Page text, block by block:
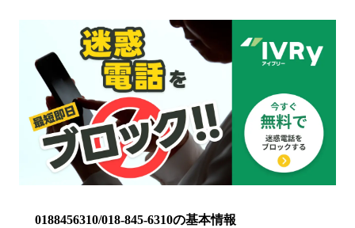
0188456310/018-845-6310の基本情報